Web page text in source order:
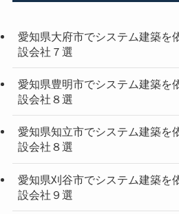
愛知県大府市でシステム建築を
設会社７選
愛知県豊明市でシステム建築を
設会社８選
愛知県知立市でシステム建築を
設会社８選
愛知県刈谷市でシステム建築を
設会社９選